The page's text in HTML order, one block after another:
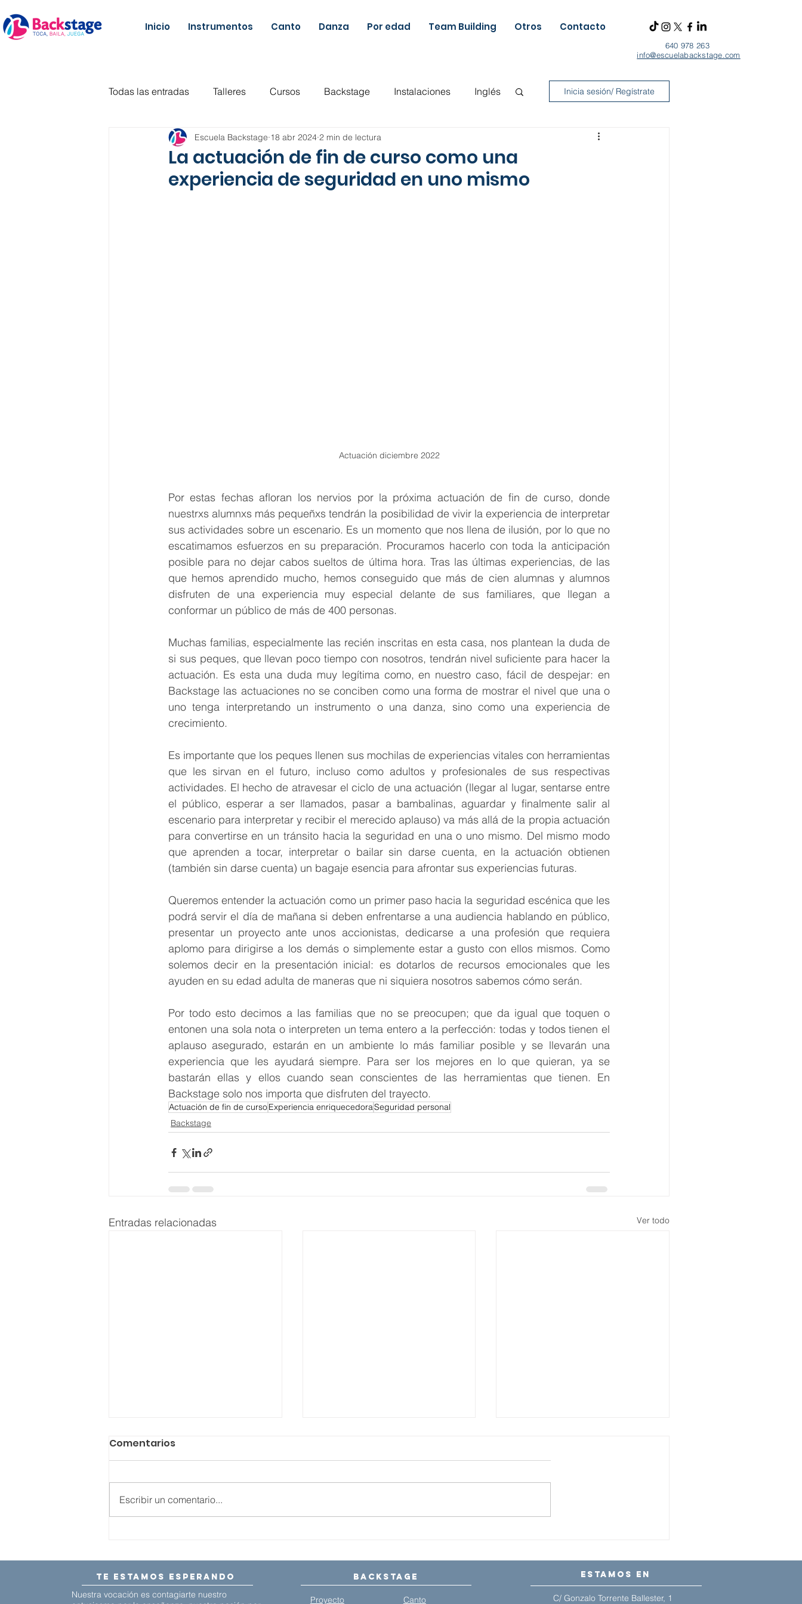
Inicio Instrumentos Canto Danza Por edad Team Building Otros Contacto
640 978 263
info@escuelabackstage.com
Todas las entradas Talleres Cursos Backstage Instalaciones Inglés
Fitness Violín Actualidad musical
Batería Música y Movimiento Ballet Guitarra Canto
Inicia sesión/ Regístrate
La actuación de fin de curso como una
experiencia de seguridad en uno mismo
Escuela Backstage 18 abr 2024 2 min de lectura
Actuación diciembre 2022
Por estas fechas afloran los nervios por la próxima actuación de fin de curso, donde
nuestrxs alumnxs más pequeñxs tendrán la posibilidad de vivir la experiencia de interpretar
sus actividades sobre un escenario. Es un momento que nos llena de ilusión, por lo que no
escatimamos esfuerzos en su preparación. Procuramos hacerlo con toda la anticipación
posible para no dejar cabos sueltos de última hora. Tras las últimas experiencias, de las
que hemos aprendido mucho, hemos conseguido que más de cien alumnas y alumnos
disfruten de una experiencia muy especial delante de sus familiares, que llegan a
conformar un público de más de 400 personas.
Muchas familias, especialmente las recién inscritas en esta casa, nos plantean la duda de
si sus peques, que llevan poco tiempo con nosotros, tendrán nivel suficiente para hacer la
actuación. Es esta una duda muy legítima como, en nuestro caso, fácil de despejar: en
Backstage las actuaciones no se conciben como una forma de mostrar el nivel que una o
uno tenga interpretando un instrumento o una danza, sino como una experiencia de
crecimiento.
Es importante que los peques llenen sus mochilas de experiencias vitales con herramientas
que les sirvan en el futuro, incluso como adultos y profesionales de sus respectivas
actividades. El hecho de atravesar el ciclo de una actuación (llegar al lugar, sentarse entre
el público, esperar a ser llamados, pasar a bambalinas, aguardar y finalmente salir al
escenario para interpretar y recibir el merecido aplauso) va más allá de la propia actuación
para convertirse en un tránsito hacia la seguridad en una o uno mismo. Del mismo modo
que aprenden a tocar, interpretar o bailar sin darse cuenta, en la actuación obtienen
(también sin darse cuenta) un bagaje esencia para afrontar sus experiencias futuras.
Queremos entender la actuación como un primer paso hacia la seguridad escénica que les
podrá servir el día de mañana si deben enfrentarse a una audiencia hablando en público,
presentar un proyecto ante unos accionistas, dedicarse a una profesión que requiera
aplomo para dirigirse a los demás o simplemente estar a gusto con ellos mismos. Como
solemos decir en la presentación inicial: es dotarlos de recursos emocionales que les
ayuden en su edad adulta de maneras que ni siquiera nosotros sabemos cómo serán.
Por todo esto decimos a las familias que no se preocupen; que da igual que toquen o
entonen una sola nota o interpreten un tema entero a la perfección: todas y todos tienen el
aplauso asegurado, estarán en un ambiente lo más familiar posible y se llevarán una
experiencia que les ayudará siempre. Para ser los mejores en lo que quieran, ya se
bastarán ellas y ellos cuando sean conscientes de las herramientas que tienen. En
Backstage solo nos importa que disfruten del trayecto.
Actuación de fin de cursoExperiencia enriquecedoraSeguridad personal
Backstage
Entradas relacionadas Ver todo
Todos
experiencia en
Backstage
Comentarios
Escribir un comentario...
te estamos esperando
Nuestra vocación es contagiarte nuestro
Backstage
Proyecto Canto
estamos en
C/ Gonzalo Torrente Ballester, 1